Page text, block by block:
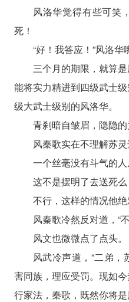
风洛华觉得有些可笑
死！
“好！我答应！”风洛华
三个月的期限，就算
能将实力精进到四级武士
级大武士级别的风洛华。
青刹暗自皱眉，隐隐的
风秦歌实在不理解苏灵
一个丝毫没有斗气的人
这不是摆明了去送死么
不行，这样的情况他绝
风秦歌冷然反对道，“
风文也微微点了点头。
风武冷声道，“二弟
害同族，理应受罚。现如
行家法，秦歌，既然你将